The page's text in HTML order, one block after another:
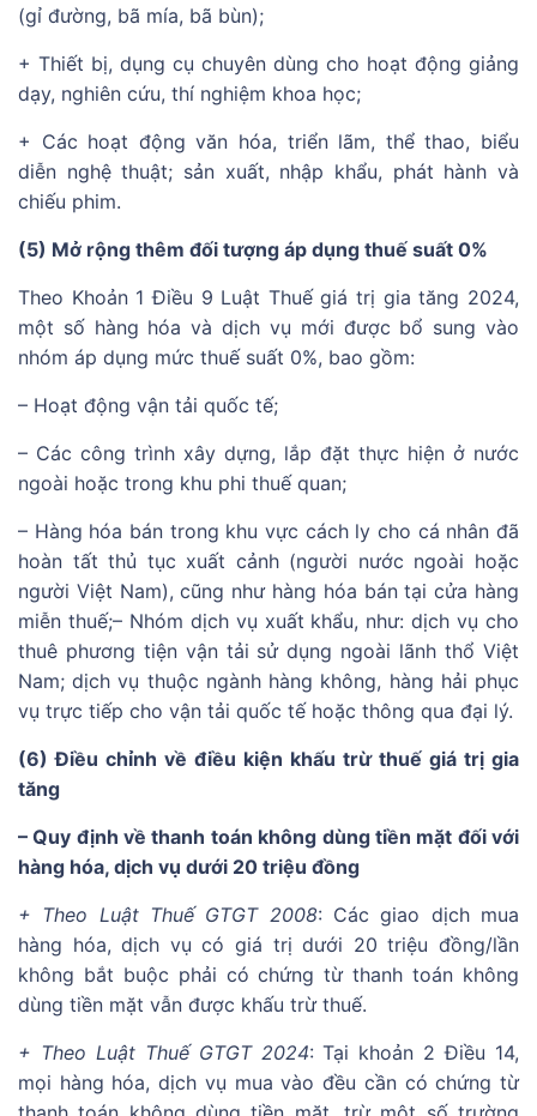
(gỉ đường, bã mía, bã bùn);
+ Thiết bị, dụng cụ chuyên dùng cho hoạt động giảng
dạy, nghiên cứu, thí nghiệm khoa học;
+ Các hoạt động văn hóa, triển lãm, thể thao, biểu
diễn nghệ thuật; sản xuất, nhập khẩu, phát hành và
chiếu phim.
(5) Mở rộng thêm đối tượng áp dụng thuế suất 0%
Theo Khoản 1 Điều 9 Luật Thuế giá trị gia tăng 2024,
một số hàng hóa và dịch vụ mới được bổ sung vào
nhóm áp dụng mức thuế suất 0%, bao gồm:
– Hoạt động vận tải quốc tế;
– Các công trình xây dựng, lắp đặt thực hiện ở nước
ngoài hoặc trong khu phi thuế quan;
– Hàng hóa bán trong khu vực cách ly cho cá nhân đã
hoàn tất thủ tục xuất cảnh (người nước ngoài hoặc
người Việt Nam), cũng như hàng hóa bán tại cửa hàng
miễn thuế;– Nhóm dịch vụ xuất khẩu, như: dịch vụ cho
thuê phương tiện vận tải sử dụng ngoài lãnh thổ Việt
Nam; dịch vụ thuộc ngành hàng không, hàng hải phục
vụ trực tiếp cho vận tải quốc tế hoặc thông qua đại lý.
(6) Điều chỉnh về điều kiện khấu trừ thuế giá trị gia
tăng
– Quy định về thanh toán không dùng tiền mặt đối với
hàng hóa, dịch vụ dưới 20 triệu đồng
+ Theo Luật Thuế GTGT 2008: Các giao dịch mua
hàng hóa, dịch vụ có giá trị dưới 20 triệu đồng/lần
không bắt buộc phải có chứng từ thanh toán không
dùng tiền mặt vẫn được khấu trừ thuế.
+ Theo Luật Thuế GTGT 2024: Tại khoản 2 Điều 14,
mọi hàng hóa, dịch vụ mua vào đều cần có chứng từ